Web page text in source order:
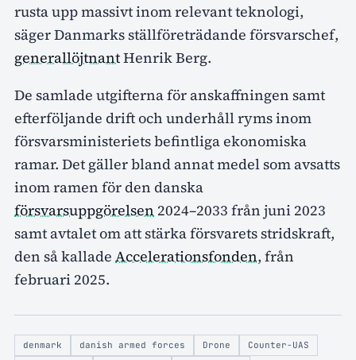
rusta upp massivt inom relevant teknologi,
säger Danmarks ställföreträdande försvarschef,
generallöjtnantHenrik Berg.
De samlade utgifterna för anskaffningen samt
efterföljande drift och underhåll ryms inom
försvarsministeriets befintliga ekonomiska
ramar. Det gäller bland annat medel som avsatts
inom ramen för den danska
försvarsuppgörelsen 2024–2033 från juni 2023
samt avtalet om att stärka försvarets stridskraft,
den så kallade Accelerationsfonden, från
februari 2025.
denmark danish armed forces Drone
Counter-UAS